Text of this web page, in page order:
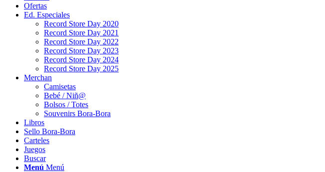
Ofertas
Ed. Especiales
Record Store Day 2020
Record Store Day 2021
Record Store Day 2022
Record Store Day 2023
Record Store Day 2024
Record Store Day 2025
Merchan
Camisetas
Bebé / Niñ@
Bolsos / Totes
Souvenirs Bora-Bora
Libros
Sello Bora-Bora
Carteles
Juegos
Buscar
Menú Menú